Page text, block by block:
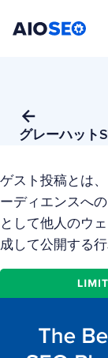
グレーハット
ゲスト投稿とは
ーディエンスへ
として他人のウ
成して公開する